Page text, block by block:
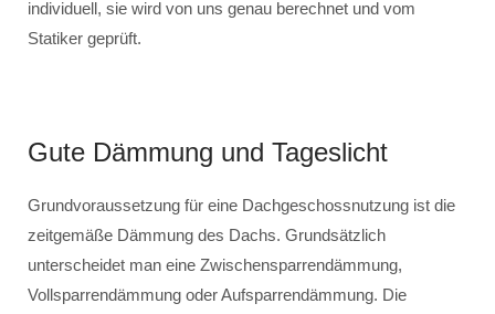
individuell, sie wird von uns genau berechnet und vom
Statiker geprüft.
Gute Dämmung und Tageslicht
Grundvoraussetzung für eine Dachgeschossnutzung ist die
zeitgemäße Dämmung des Dachs. Grundsätzlich
unterscheidet man eine Zwischensparrendämmung,
Vollsparrendämmung oder Aufsparrendämmung. Die